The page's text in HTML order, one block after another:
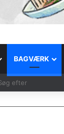
BAGVÆRK